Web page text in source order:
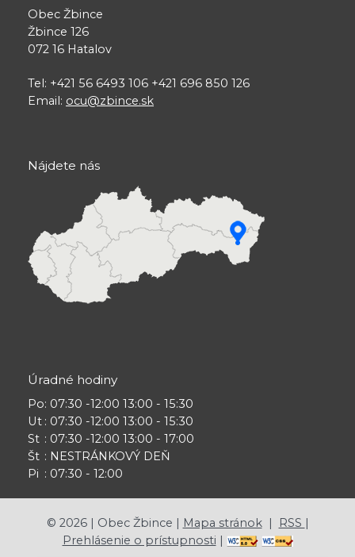
Obec Žbince
Žbince 126
072 16 Hatalov
Tel: +421 56 6493 106 +421 696 850 126
Email: ocu@zbince.sk
Nájdete nás
Úradné hodiny
Po
Ut
St
Št
Pi
: 07:30 -12:00 13:00 - 15:30
: 07:30 -12:00 13:00 - 15:30
: 07:30 -12:00 13:00 - 17:00
: NESTRÁNKOVÝ DEŇ
: 07:30 - 12:00
© 2026| Obec Žbince | Mapa stránok| RSS |
Prehlásenie o prístupnosti |